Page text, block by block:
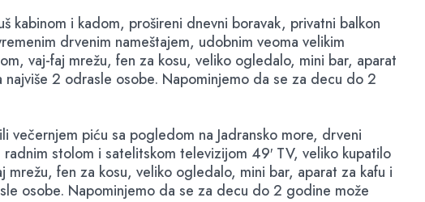
kabinom i kadom, prošireni dnevni boravak, privatni balkon
drvenim nameštajem, udobnim veoma velikim
vaj-faj mrežu, fen za kosu, veliko ogledalo, mini bar, aparat
2 odrasle osobe. Napominjemo da se za decu do 2
piću sa pogledom na Jadransko more, drveni
stolom i satelitskom televizijom 49′ TV, veliko kupatilo
fen za kosu, veliko ogledalo, mini bar, aparat za kafu i
osobe. Napominjemo da se za decu do 2 godine može